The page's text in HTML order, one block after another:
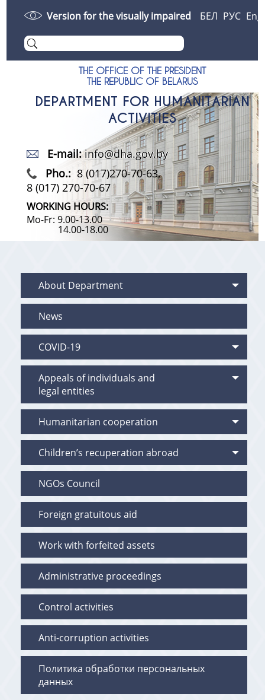
Version for the visually impaired БЕЛ РУС Eng
THE OFFICE OF THE PRESIDENT
THE REPUBLIC OF BELARUS
DEPARTMENT FOR HUMANITARIAN
ACTIVITIES
E-mail: info@dha.gov.by
Pho.:8 (017)270-70-63,
8 (017) 270-70-67
WORKING HOURS:
Mo-Fr: 9.00-13.00
14.00-18.00
About Department
News
COVID-19
Appeals of individuals and
legal entities
Humanitarian cooperation
Children’s recuperation abroad
NGOs Council
Foreign gratuitous aid
Work with forfeited assets
Administrative proceedings
Control activities
Anti-corruption activities
Политика обработки персональных
данных